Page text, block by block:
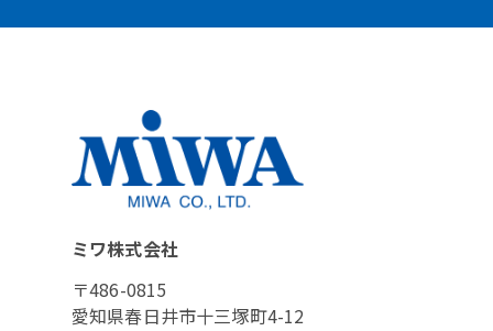
ミワ株式会社
〒486-0815
愛知県春日井市十三塚町4-12